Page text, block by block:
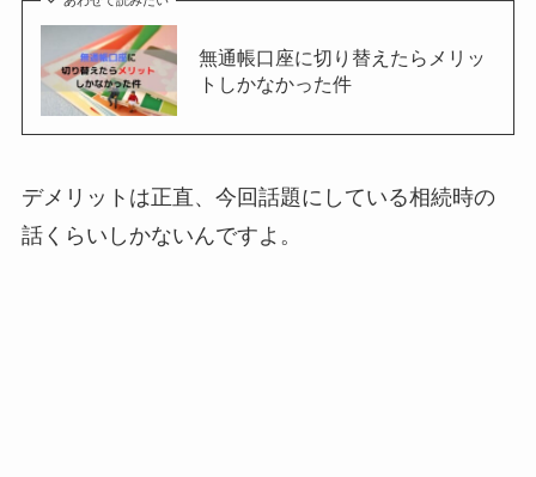
無通帳口座に切り替えたらメリッ
トしかなかった件
デメリットは正直、今回話題にしている相続時の
話くらいしかないんですよ。